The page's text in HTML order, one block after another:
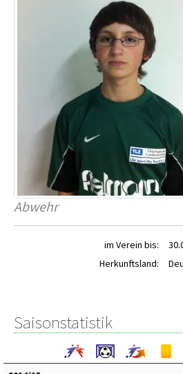
Abwehr
im Verein bis:
Herkunftsland:
Saisonstatistik